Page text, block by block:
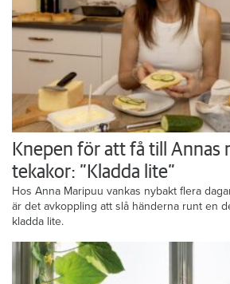
Knepen för att få till Annas
tekakor: ”Kladda lite”
Hos Anna Maripuu vankas nybakt flera
är det avkoppling att slå händerna runt en
kladda lite.